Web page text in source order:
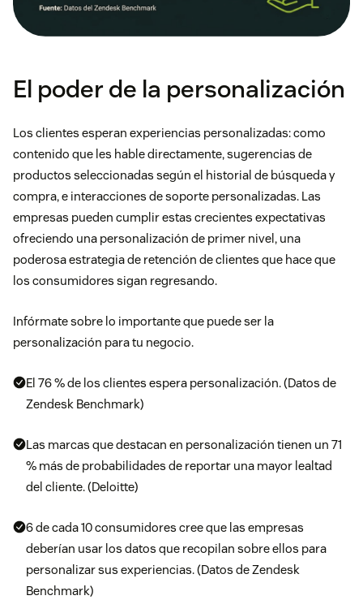
El poder de la personalización
Los clientes esperan experiencias personalizadas: como
contenido que les hable directamente, sugerencias de
productos seleccionadas según el historial de búsqueda y
compra, e interacciones de soporte personalizadas. Las
empresas pueden cumplir estas crecientes expectativas
ofreciendo una personalización de primer nivel, una
poderosa estrategia de retención de clientes que hace que
los consumidores sigan regresando.
Infórmate sobre lo importante que puede ser la
personalización para tu negocio.
El 76 % de los clientes espera personalización. (Datos de
Zendesk Benchmark)
Las marcas que destacan en personalización tienen un 71
% más de probabilidades de reportar una mayor lealtad
del cliente. (Deloitte)
6 de cada 10 consumidores cree que las empresas
deberían usar los datos que recopilan sobre ellos para
personalizar sus experiencias. (Datos de Zendesk
Benchmark)